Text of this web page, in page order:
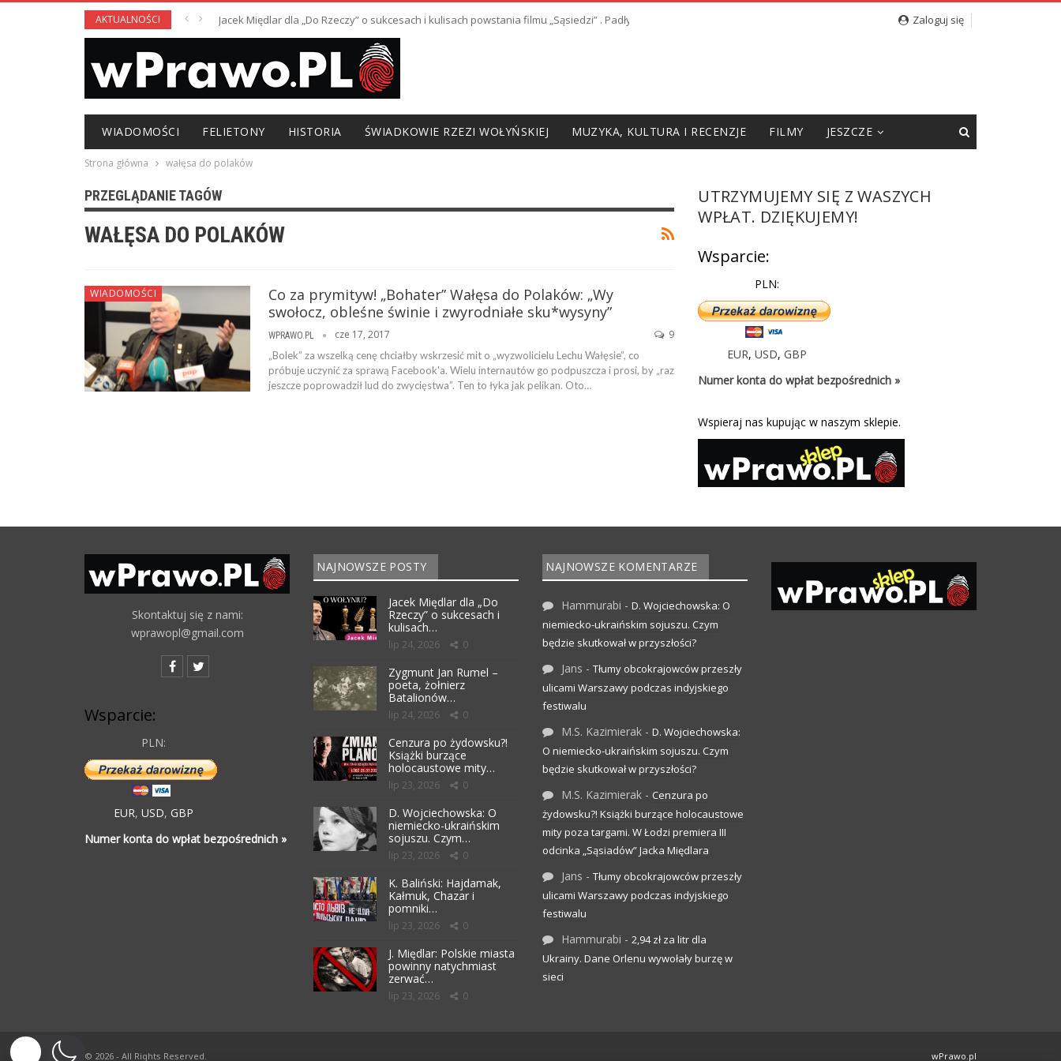
AKTUALNOŚCI Jacek Międlar dla „Do Rzeczy” o sukcesach i kulisach powstania filmu „Sąsiedzi” . Padły również gorzkie słowa pod adresem redakcji [WIDEO] Zaloguj się
WIADOMOŚCI FELIETONY HISTORIA ŚWIADKOWIE RZEZI WOŁYŃSKIEJ MUZYKA, KULTURA I RECENZJE FILMY JESZCZE
Strona główna wałęsa do polaków
PRZEGLĄDANIE TAGÓW
WAŁĘSA DO POLAKÓW
WIADOMOŚCI
Co za prymityw! „Bohater” Wałęsa do Polaków: „Wy
swołocz, obleśne świnie i zwyrodniałe sku*wysyny”
WPRAWO.PL cze 17, 2017 9
„Bolek” za wszelką cenę chciałby wskrzesić mit o „wyzwolicielu Lechu Wałęsie”, co
próbuje uczynić za sprawą Facebook'a. Wielu internautów go podpuszcza i prosi, by „raz
jeszcze poprowadził lud do zwycięstwa”. Ten to łyka jak pelikan. Oto…
UTRZYMUJEMY SIĘ Z WASZYCH
WPŁAT. DZIĘKUJEMY!
Wsparcie:
PLN:
EUR,USD,GBP
Numer konta do wpłat bezpośrednich »
Wspieraj nas kupując w naszym sklepie.
Skontaktuj się z nami:
wprawopl@gmail.com
Wsparcie:
PLN:
EUR, USD, GBP
Numer konta do wpłat bezpośrednich »
NAJNOWSZE POSTY
Jacek Międlar dla „Do
Rzeczy” o sukcesach i
kulisach…
lip 24, 2026 0
Zygmunt Jan Rumel –
poeta, żołnierz
Batalionów…
lip 24, 2026 0
Cenzura po żydowsku?!
Książki burzące
holocaustowe mity…
lip 23, 2026 0
D. Wojciechowska: O
niemiecko-ukraińskim
sojuszu. Czym…
lip 23, 2026 0
K. Baliński: Hajdamak,
Kałmuk, Chazar i
pomniki…
lip 23, 2026 0
J. Międlar: Polskie miasta
powinny natychmiast
zerwać…
lip 23, 2026 0
NAJNOWSZE KOMENTARZE
Hammurabi - D. Wojciechowska: O
niemiecko-ukraińskim sojuszu. Czym
będzie skutkował w przyszłości?
Jans - Tłumy obcokrajowców przeszły
ulicami Warszawy podczas indyjskiego
festiwalu
M.S. Kazimierak - D. Wojciechowska:
O niemiecko-ukraińskim sojuszu. Czym
będzie skutkował w przyszłości?
M.S. Kazimierak - Cenzura po
żydowsku?! Książki burzące holocaustowe
mity poza targami. W Łodzi premiera III
odcinka „Sąsiadów” Jacka Międlara
Jans - Tłumy obcokrajowców przeszły
ulicami Warszawy podczas indyjskiego
festiwalu
Hammurabi - 2,94 zł za litr dla
Ukrainy. Dane Orlenu wywołały burzę w
sieci
© 2026 - All Rights Reserved. wPrawo.pl